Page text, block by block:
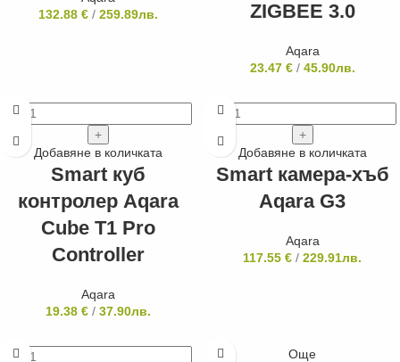
132.88 €/ 259.89лв.
ZIGBEE 3.0
Aqara
23.47 €/ 45.90лв.
Добавяне в количката
Smart куб
контролер Aqara
Cube T1 Pro
Controller
Aqara
19.38 €/ 37.90лв.
Добавяне в количката
Smart камера-хъб
Aqara G3
Aqara
117.55 € / 229.91лв.
ИЗЧЕРПАНО Още